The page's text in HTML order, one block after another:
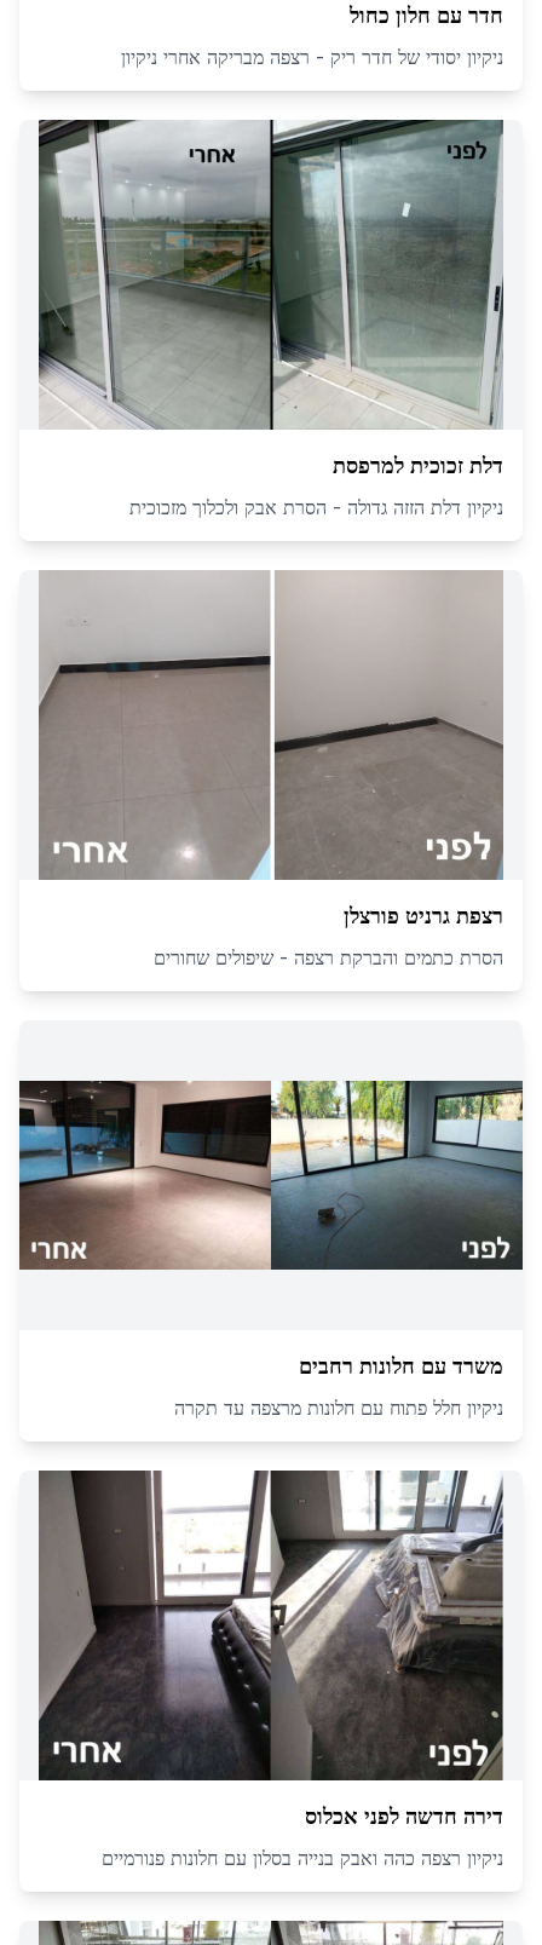
חדר עם חלון כחול
ניקיון יסודי של חדר ריק - רצפה מבריקה אחרי ניקיון
דלת זכוכית למרפסת
ניקיון דלת הזזה גדולה - הסרת אבק ולכלוך מזכוכית
רצפת גרניט פורצלן
הסרת כתמים והברקת רצפה - שיפולים שחורים
משרד עם חלונות רחבים
ניקיון חלל פתוח עם חלונות מרצפה עד תקרה
דירה חדשה לפני אכלוס
ניקיון רצפה כהה ואבק בנייה בסלון עם חלונות פנורמיים